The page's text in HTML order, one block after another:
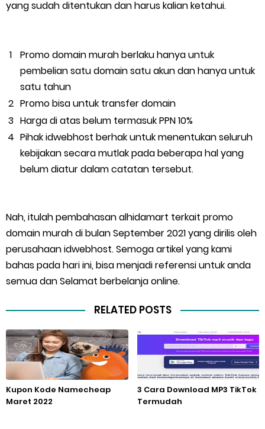
yang sudah ditentukan dan harus kalian ketahui.
Promo domain murah berlaku hanya untuk
pembelian satu domain satu akun dan hanya untuk
satu tahun
Promo bisa untuk transfer domain
Harga di atas belum termasuk PPN 10%
Pihak idwebhost berhak untuk menentukan seluruh
kebijakan secara mutlak pada beberapa hal yang
belum diatur dalam catatan tersebut.
Nah, itulah pembahasan alhidamart terkait promo
domain murah di bulan September 2021 yang dirilis oleh
perusahaan idwebhost. Semoga artikel yang kami
bahas pada hari ini, bisa menjadi referensi untuk anda
semua dan Selamat berbelanja online.
RELATED POSTS
Kupon Kode Namecheap
Maret 2022
3 Cara Download MP3 TikTok
Termudah